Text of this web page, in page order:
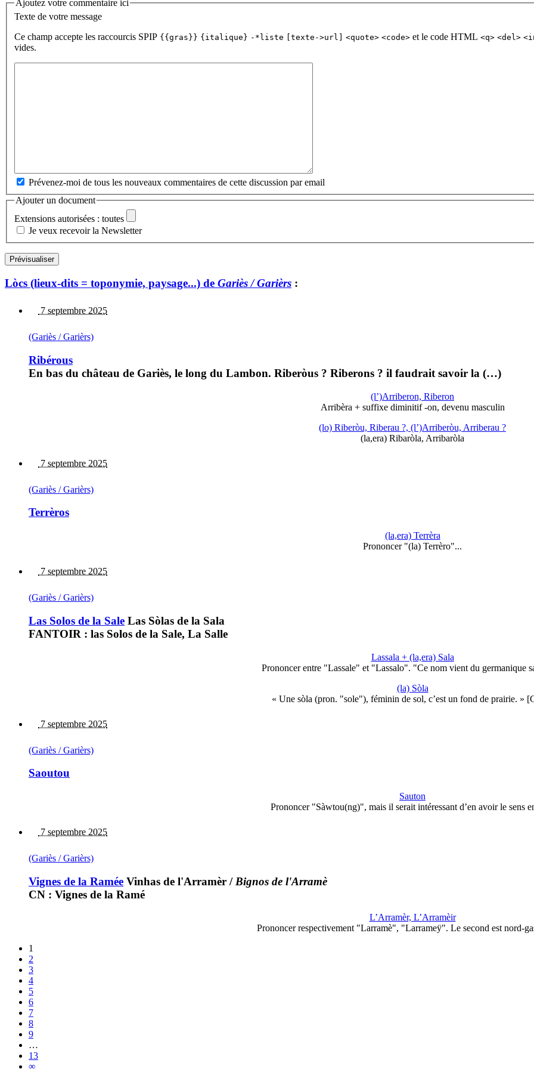
Ajoutez votre commentaire ici
Texte de votre message
Ce champ accepte les raccourcis SPIP {{gras}} {italique} -*liste [texte->url] <quote> <code> et le code HTML <q> <del>
vides.
Prévenez-moi de tous les nouveaux commentaires de cette discussion par email
Ajouter un document
Extensions autorisées : toutes
Je veux recevoir la Newsletter
Lòcs (lieux-dits = toponymie, paysage...) de Gariès / Garièrs :
7 septembre 2025
(Gariès / Garièrs)
Ribérous
En bas du château de Gariès, le long du Lambon. Riberòus ? Riberons ? il faudrait savoir la (…)
(l’)Arriberon, Riberon
Arribèra + suffixe diminitif -on, devenu masculin
(lo) Riberòu, Riberau ?, (l’)Arriberòu, Arriberau ?
(la,era) Ribaròla, Arribaròla
7 septembre 2025
(Gariès / Garièrs)
Terrèros
(la,era) Terrèra
Prononcer "(la) Terrèro"...
7 septembre 2025
(Gariès / Garièrs)
Las Solos de la Sale Las Sòlas de la Sala
FANTOIR : las Solos de la Sale, La Salle
Lassala + (la,era) Sala
Prononcer entre "Lassale" et "Lassalo". "Ce nom vient du germanique
(la) Sòla
« Une sòla (pron. "sole"), féminin de sol, c’est un fond de prairie. »
7 septembre 2025
(Gariès / Garièrs)
Saoutou
Sauton
Prononcer "Sàwtou(ng)", mais il serait intéressant d’en avoir le sens
7 septembre 2025
(Gariès / Garièrs)
Vignes de la Ramée Vinhas de l'Arramèr / Bignos de l'Arramè
CN : Vignes de la Ramé
L’Arramèr, L’Arramèir
Prononcer respectivement "Larramè", "Larrameÿ". Le second est nord-
1
2
3
4
5
6
7
8
9
…
13
∞